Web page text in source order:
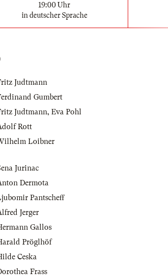
19:00 Uhr
in deutscher Sprache
Judtmann
Gumbert
Judtmann, Eva Pohl
Rott
Loibner
Jurinac
Dermota
Pantscheff
Jerger
Gallos
Pröglhöf
Ceska
Frass